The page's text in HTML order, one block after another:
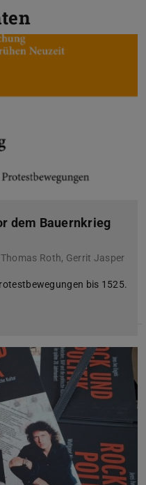
dem Bauernkrieg
Roth, Gerrit Jasper
bis 1525.